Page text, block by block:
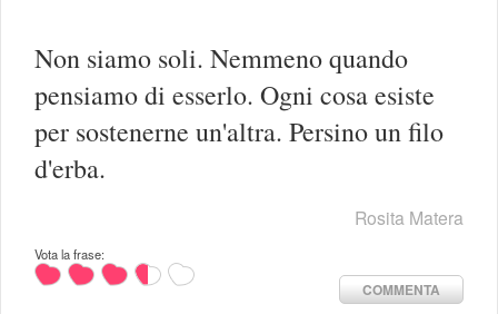
Non siamo soli. Nemmeno quando
pensiamo di esserlo. Ogni cosa esiste
per sostenerne un'altra. Persino un filo
d'erba.
Rosita Matera
Vota la frase:
COMMENTA